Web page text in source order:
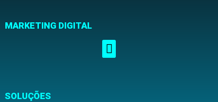
MARKETING DIGITAL
SOLUÇÕES